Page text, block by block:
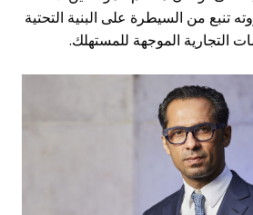
من السيطرة على البنية التحتية
الموجهة للمستهلك.